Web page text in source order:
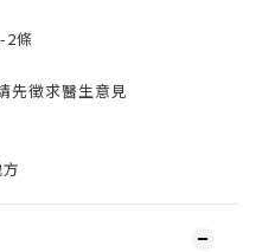
2條
先徵求醫生意見